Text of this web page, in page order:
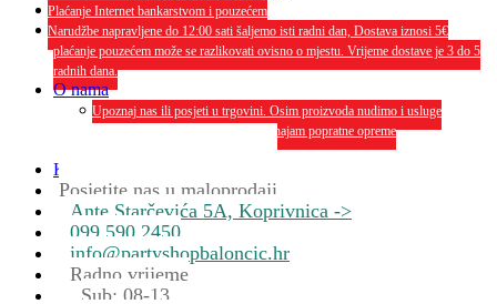
Plaćanje Internet bankarstvom i pouzećem
Narudžbe napravljene do 12:00 sati šaljemo isti radni dan, Dostava iznosi 5€
plaćanje pouzećem može se razlikovati ovisno o mjestu. Vrijeme dostave je 3 do 5
radnih dana.
O nama
Upoznaj nas ili posjeti u trgovini. Osim proizvoda nudimo i usluge
dekoriranja interijera i eksterija te najam popratne opreme
Kontakt
Posjetite nas u maloprodaji
Ante Starčevića 5A, Koprivnica ->
099 590 2450
info@partyshopbaloncic.hr
Radno vrijeme
Sub: 08-13